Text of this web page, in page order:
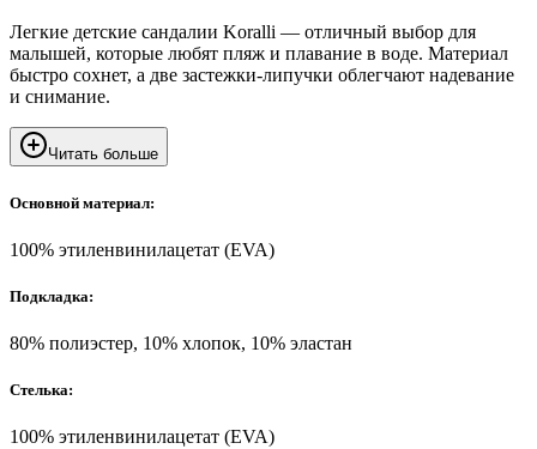
Легкие детские сандалии Koralli — отличный выбор для
малышей, которые любят пляж и плавание в воде. Материал
быстро сохнет, а две застежки-липучки облегчают надевание
и снимание.
Читать больше
Основной материал:
100% этиленвинилацетат (EVA)
Подкладка:
80% полиэстер, 10% хлопок, 10% эластан
Стелька:
100% этиленвинилацетат (EVA)